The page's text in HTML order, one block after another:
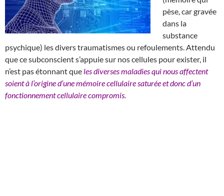
pèse, car gravée
dans la
substance
psychique) les divers traumatismes ou refoulements. Attendu
que ce subconscient s’appuie sur nos cellules pour exister, il
n’est pas étonnant que les diverses maladies qui nous affectent
soient à l’origine d’une mémoire cellulaire saturée et donc d’un
fonctionnement cellulaire compromis.